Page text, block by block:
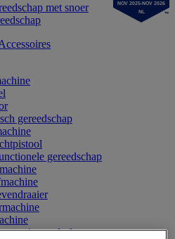
met snoer
gereedschap
gereedschap
snoeigereedschap
NOV 2025-NOV 2026
NL